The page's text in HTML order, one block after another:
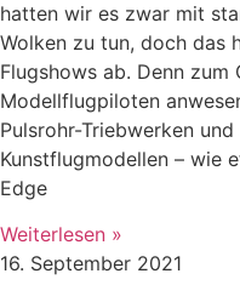
hatten wir es zwar mit
Wolken zu tun, doch das
Flugshows ab. Denn
Modellflugpiloten
Pulsrohr-Triebwerken
Kunstflugmodellen – wie
Edge
Weiterlesen »
16. September 2021